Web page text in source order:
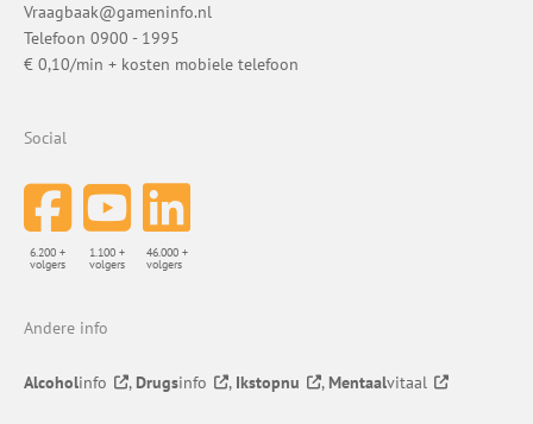
Vraagbaak@gameninfo.nl
Telefoon 0900 - 1995
€ 0,10/min + kosten mobiele telefoon
Social
6.200 +
volgers
1.100 +
volgers
46.000 +
volgers
Andere info
Alcoholinfo , Drugsinfo , Ikstopnu , Mentaalvitaal